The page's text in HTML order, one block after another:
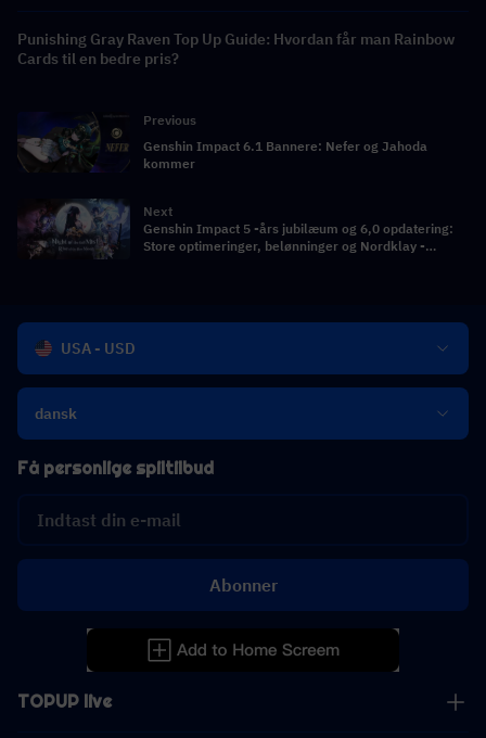
Punishing Gray Raven Top Up Guide: Hvordan får man Rainbow
Cards til en bedre pris?
Previous
Genshin Impact 6.1 Bannere: Nefer og Jahoda
kommer
Next
Genshin Impact 5 -års jubilæum og 6,0 opdatering:
Store optimeringer, belønninger og Nordklay -
USA - USD
dansk
TOPUP live
Få personlige spiltilbud
Abonner